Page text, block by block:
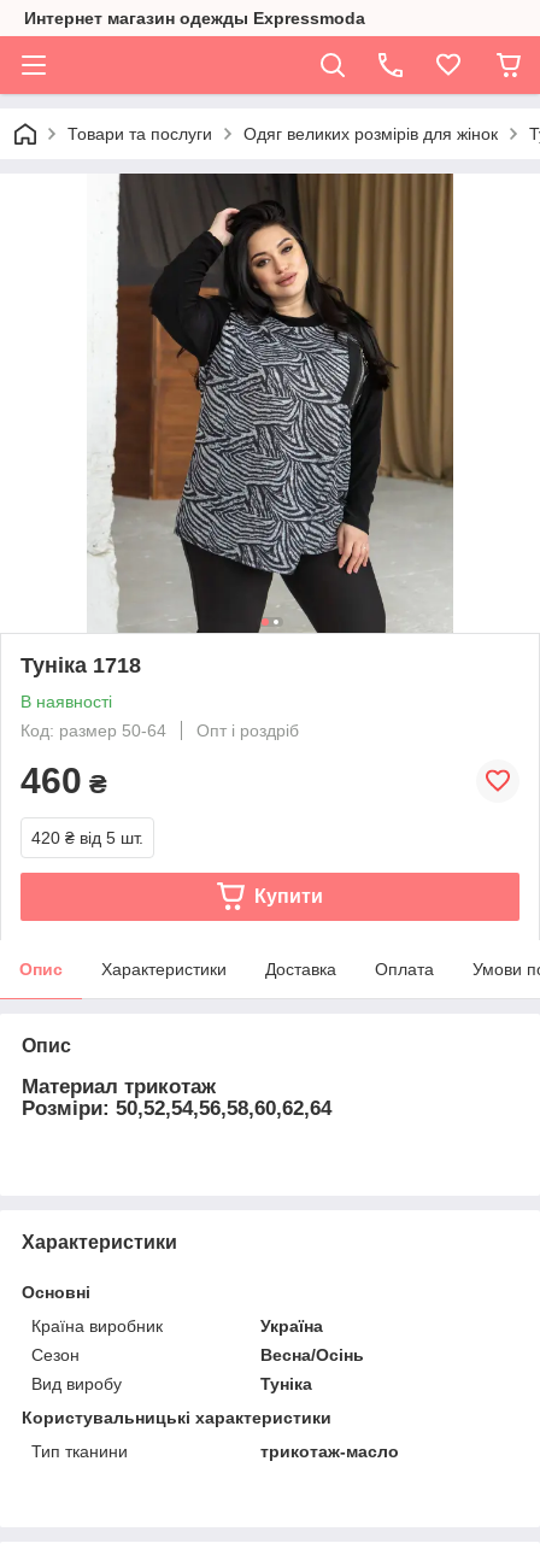
Интернет магазин одежды Expressmoda
Товари та послуги Одяг великих розмірів для жінок
Туніка 1718
В наявності
Код: размер 50-64
Опт і роздріб
460 ₴
420 ₴ від 5 шт.
Купити
Опис Характеристики Доставка Оплата Умови
Опис
Материал трикотаж
Розміри: 50,52,54,56,58,60,62,64
Характеристики
Основні
Країна виробник
Україна
Сезон
Весна/Осінь
Вид виробу
Туніка
Користувальницькі характеристики
Тип тканини
трикотаж-масло